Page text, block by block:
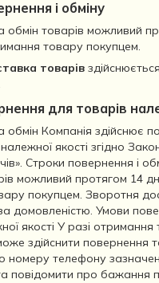
і обміну
обмін товарів можливий
товару покупцем.
товарів
для товарів
обмін Компанія здійснює
якості згідно
Строки повернення і
можливий протягом 14
покупцем. Зворотня
домовленістю. Умови
якості У разі
здійснити повернення
номеру телефону
повідомити про бажання